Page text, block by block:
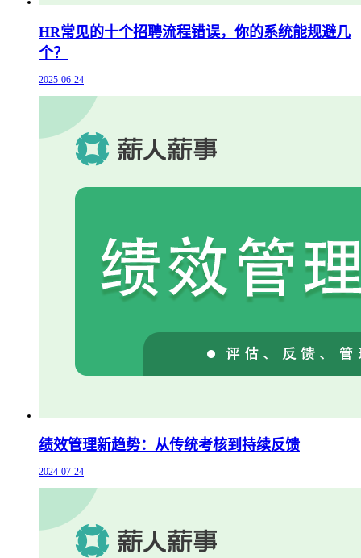
HR常见的十个招聘流程错误，你的系统能规避几
个？
2025-06-24
绩效管理新趋势：从传统考核到持续反馈
2024-07-24